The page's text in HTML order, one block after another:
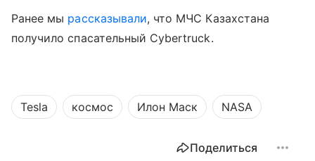
Ранее мы рассказывали, что МЧС Казахстана
получило спасательный Cybertruck.
Tesla космос Илон Маск NASA
Поделиться